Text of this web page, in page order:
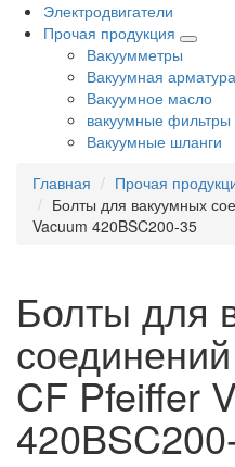
Электродвигатели
Прочая продукция
Вакуумметры
Вакуумная арматура
Вакуумное масло
вакуумные фильтры
Вакуумные шланги
Главная
Прочая
Болты для вакуумных
Vacuum 420BSC200-35
Болты для
CF Pfeiffer